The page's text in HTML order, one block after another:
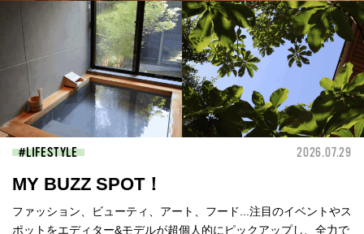
LIFESTYLE 2026.07.29
MY BUZZ SPOT！
ファッション、ビューティ、アート、フード...注目のイベントやス
ポットをエディター&モデルが超個人的にピックアップし、全力で